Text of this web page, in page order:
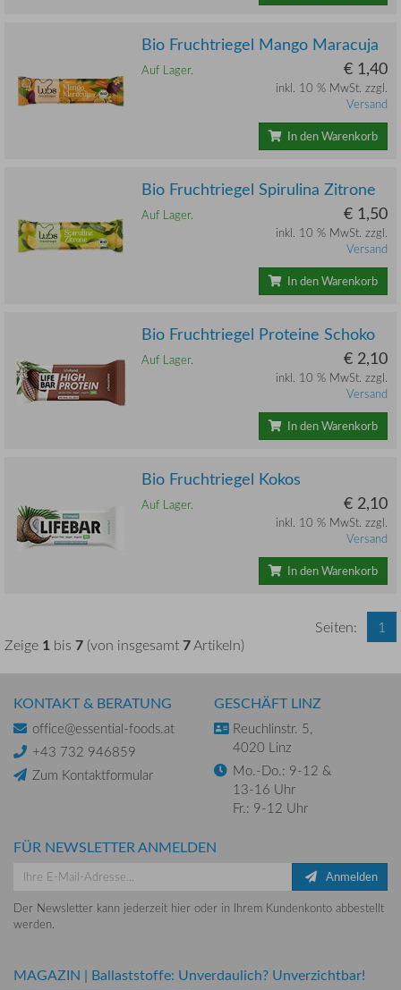
Bio Fruchtriegel Mango Maracuja
Auf Lager. € 1,40
inkl. 10 % MwSt. zzgl.
Versand
In den Warenkorb
Bio Fruchtriegel Spirulina Zitrone
Auf Lager. € 1,50
inkl. 10 % MwSt. zzgl.
Versand
In den Warenkorb
Bio Fruchtriegel Proteine Schoko
Auf Lager. € 2,10
inkl. 10 % MwSt. zzgl.
Versand
In den Warenkorb
Bio Fruchtriegel Kokos
Auf Lager. € 2,10
inkl. 10 % MwSt. zzgl.
Versand
In den Warenkorb
Zeige 1 bis 7 (von insgesamt7Artikeln)
Seiten: 1
KONTAKT & BERATUNG
office@essential-foods.at
+43 732 946859
Zum Kontaktformular
GESCHÄFT LINZ
Reuchlinstr. 5,
4020 Linz
Mo.-Do.: 9-12 &
13-16 Uhr
Fr.: 9-12 Uhr
FÜR NEWSLETTER ANMELDEN
Anmelden
Der Newsletter kann jederzeit hier oder in Ihrem Kundenkonto abbestellt
werden.
MAGAZIN | Ballaststoffe: Unverdaulich? Unverzichtbar!